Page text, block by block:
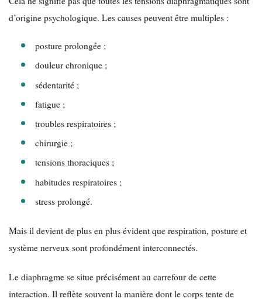
d’origine psychologique. Les causes peuvent être multiples :
posture prolongée ;
douleur chronique ;
sédentarité ;
fatigue ;
troubles respiratoires ;
chirurgie ;
tensions thoraciques ;
habitudes respiratoires ;
stress prolongé.
Mais il devient de plus en plus évident que respiration, posture et
système nerveux sont profondément interconnectés.
Le diaphragme se situe précisément au carrefour de cette
interaction. Il reflète souvent la manière dont le corps tente de